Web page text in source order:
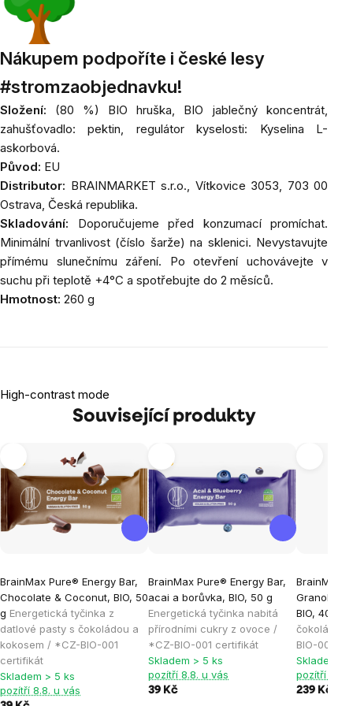
Nákupem podpoříte i české lesy
#stromzaobjednavku!
Složení: (80 %) BIO hruška, BIO jablečný koncentrát,
zahušťovadlo: pektin, regulátor kyselosti: Kyselina L-
askorbová.
Původ: EU
Distributor: BRAINMARKET s.r.o., Vítkovice 3053, 703 00
Ostrava, Česká republika.
Skladování: Doporučujeme před konzumací promíchat.
Minimální trvanlivost (číslo šarže) na sklenici. Nevystavujte
přímému slunečnímu záření. Po otevření uchovávejte v
suchu při teplotě +4°C a spotřebujte do 2 měsíců.
Hmotnost: 260 g
High-contrast mode
Související produkty
BrainMax Pure® Energy Bar,
Chocolate & Coconut, BIO, 50
g Energetická tyčinka z
datlové pasty s čokoládou a
kokosem / *CZ-BIO-001
certifikát
Skladem > 5 ks
pozítří 8.8. u vás
BrainMax Pure® Energy Bar,
acai a borůvka, BIO, 50 g
Energetická tyčinka nabitá
přírodními cukry z ovoce /
*CZ-BIO-001 certifikát
Skladem > 5 ks
pozítří 8.8. u vás
39 Kč
BrainMax
Granola,
BIO, 400 g
čokoládou
BIO-001
Skladem >
pozítří 8.8.
239 Kč